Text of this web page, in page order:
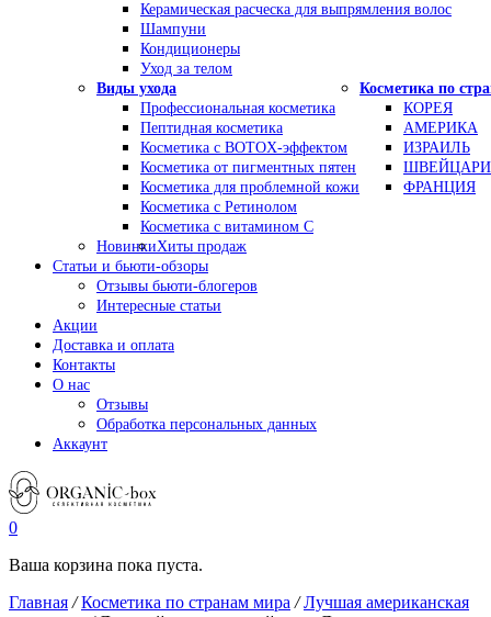
Керамическая расческа для выпрямления волос
Шампуни
Кондиционеры
Уход за телом
Виды ухода
Профессиональная косметика
Пептидная косметика
Косметика с BOTOX-эффектом
Косметика от пигментных пятен
Косметика для проблемной кожи
Косметика с Ретинолом
Косметика с витамином С
Косметика по
КОРЕЯ
АМЕРИКА
ИЗРАИЛЬ
ФРАНЦИЯ
НовинкиХиты продаж
Статьи и бьюти-обзоры
Отзывы бьюти-блогеров
Интересные статьи
Акции
Доставка и оплата
Контакты
О нас
Отзывы
Обработка персональных данных
Аккаунт
0
Ваша корзина пока пуста.
Главная /Косметика по странам мира /Лучшая американская